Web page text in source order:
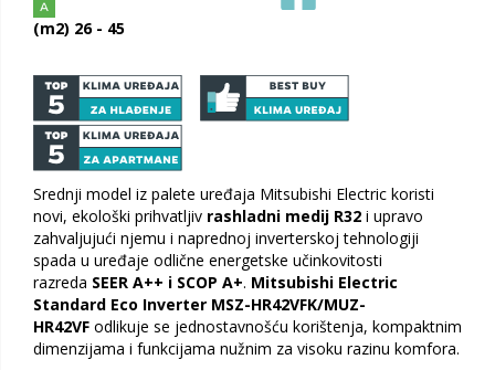
(m2) 26 - 45
Srednji model iz palete uređaja Mitsubishi Electric koristi
novi, ekološki prihvatljiv rashladni medij R32 i upravo
zahvaljujući njemu i naprednoj inverterskoj tehnologiji
spada u uređaje odlične energetske učinkovitosti
razreda SEER A++ i SCOP A+. Mitsubishi Electric
Standard Eco Inverter MSZ-HR42VFK/MUZ-
HR42VF odlikuje se jednostavnošću korištenja, kompaktnim
dimenzijama i funkcijama nužnim za visoku razinu komfora.